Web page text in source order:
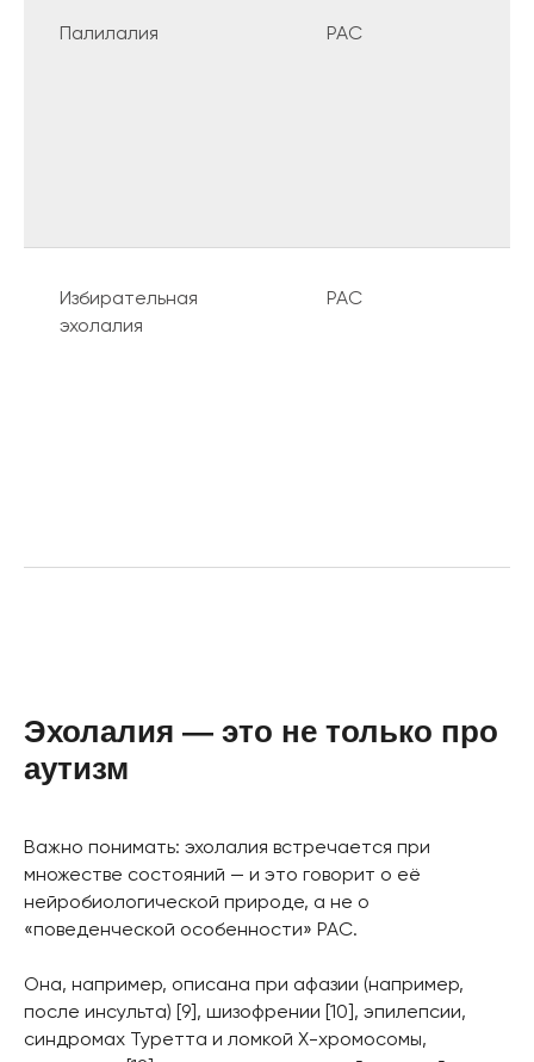
Палилалия РАС
Избирательная
эхолалия
РАС
Эхолалия — это не только про
аутизм
Важно понимать: эхолалия встречается при
множестве состояний — и это говорит о её
нейробиологической природе, а не о
«поведенческой особенности» РАС.
Она, например, описана при афазии (например,
после инсульта) [9], шизофрении [10], эпилепсии,
синдромах Туретта и ломкой Х-хромосомы,
Приходите на научную лекцию от